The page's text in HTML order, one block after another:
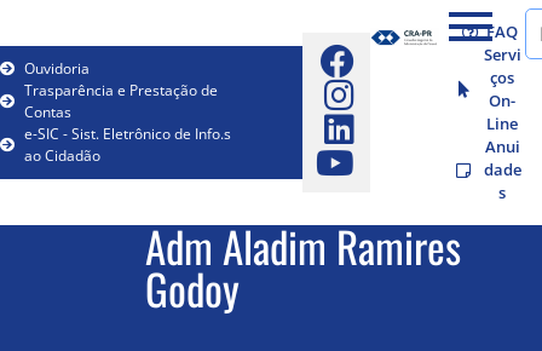
Ouvidoria
Trasparência e Prestação de
Contas
e-SIC - Sist. Eletrônico de Info.s
ao Cidadão
FAQ
Servi
ços
On-
Line
Anui
dade
s
Adm Aladim Ramires
Godoy